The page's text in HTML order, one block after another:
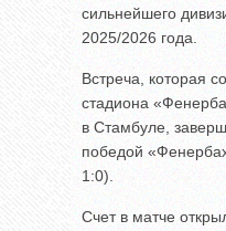
сильнейшего
2025/2026 года.
Встреча, которая
стадиона
в Стамбуле,
победой
1:0).
Счет в матче